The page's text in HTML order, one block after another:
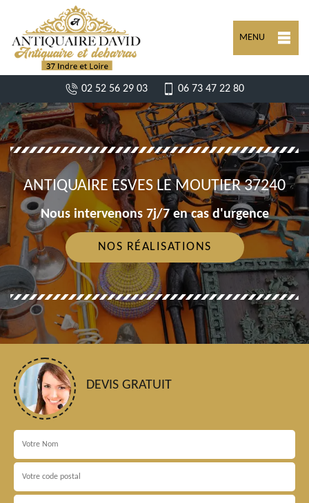
MENU
02 52 56 29 03 06 73 47 22 80
ANTIQUAIRE ESVES LE MOUTIER 37240
Nous intervenons 7j/7 en cas d'urgence
NOS RÉALISATIONS
DEVIS GRATUIT